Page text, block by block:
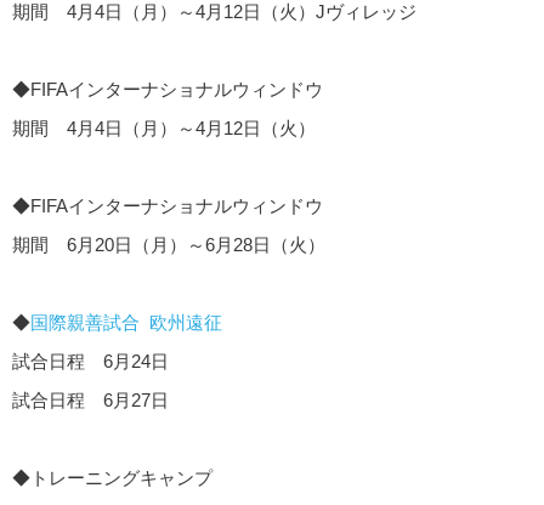
期間 4月4日（月）～4月12日（火）Jヴィレッジ
◆FIFAインターナショナルウィンドウ
期間 4月4日（月）～4月12日（火）
◆FIFAインターナショナルウィンドウ
期間 6月20日（月）～6月28日（火）
◆国際親善試合 欧州遠征
試合日程 6月24日
試合日程 6月27日
◆トレーニングキャンプ